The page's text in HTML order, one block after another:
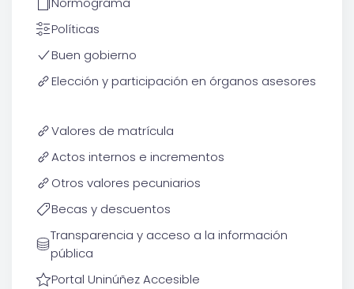
Políticas
Buen gobierno
Elección y participación en órganos asesores
Valores de matrícula
Actos internos e incrementos
Otros valores pecuniarios
Becas y descuentos
Transparencia y acceso a la información
pública
Portal Uninúñez Accesible